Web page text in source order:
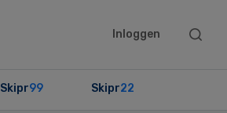
Inloggen
Search
Skipr99 Skipr22